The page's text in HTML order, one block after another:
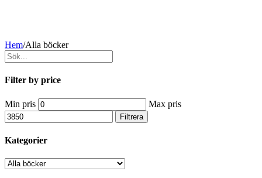
Hem/Alla böcker
Filter by price
Min pris Max pris
Filtrera
Kategorier